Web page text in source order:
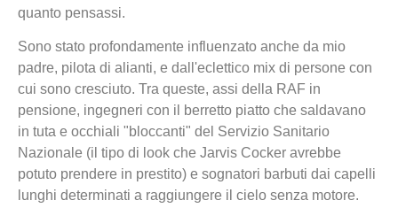
quanto pensassi.
Sono stato profondamente influenzato anche da mio
padre, pilota di alianti, e dall'eclettico mix di persone con
cui sono cresciuto. Tra queste, assi della RAF in
pensione, ingegneri con il berretto piatto che saldavano
in tuta e occhiali "bloccanti" del Servizio Sanitario
Nazionale (il tipo di look che Jarvis Cocker avrebbe
potuto prendere in prestito) e sognatori barbuti dai capelli
lunghi determinati a raggiungere il cielo senza motore.